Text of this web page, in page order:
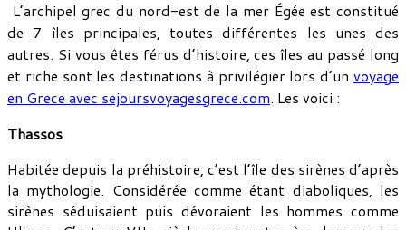
L’archipel grec du nord-est de la mer Égée est constitué
de 7 îles principales, toutes différentes les unes des
autres. Si vous êtes férus d’histoire, ces îles au passé long
et riche sont les destinations à privilégier lors d’un voyage
en Grece avec sejoursvoyagesgrece.com. Les voici :
Thassos
Habitée depuis la préhistoire, c’est l’île des sirènes d’après
la mythologie. Considérée comme étant diaboliques, les
sirènes séduisaient puis dévoraient les hommes comme